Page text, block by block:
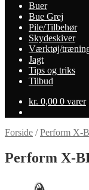
Buer
Bue Grej
Pile/Tilbehør
Skydeskiver
Værktøj/
Jagt
Tips og triks
Tilbud
kr. 0,00 0 varer
Forside /Perform X-
Perform X-